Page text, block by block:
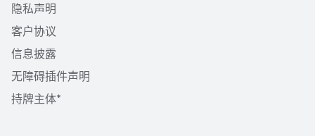
隐私声明
客户协议
信息披露
无障碍插件声明
持牌主体*